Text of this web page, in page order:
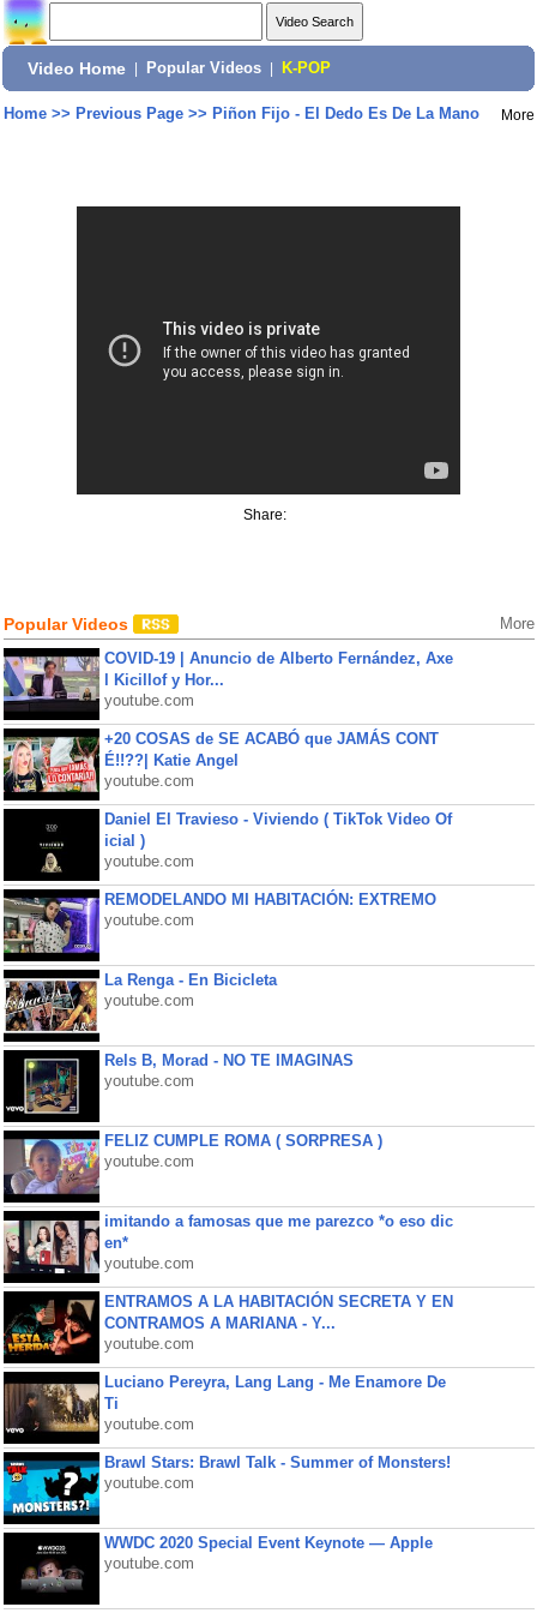
Video Home Popular Videos K-POP
Home>> Previous Page>> Piñon Fijo - El Dedo Es De La Mano More
Share:
Popular Videos More
COVID-19 | Anuncio de Alberto Fernández, Axe
l Kicillof y Hor...
youtube.com
+20 COSAS de SE ACABÓ que JAMÁS CONT
É!!??| Katie Angel
youtube.com
Daniel El Travieso - Viviendo ( TikTok Video Of
icial )
youtube.com
REMODELANDO MI HABITACIÓN: EXTREMO
youtube.com
La Renga - En Bicicleta
youtube.com
Rels B, Morad - NO TE IMAGINAS
youtube.com
FELIZ CUMPLE ROMA ( SORPRESA )
youtube.com
imitando a famosas que me parezco *o eso dic
en*
youtube.com
ENTRAMOS A LA HABITACIÓN SECRETA Y EN
CONTRAMOS A MARIANA - Y...
youtube.com
Luciano Pereyra, Lang Lang - Me Enamore De
Ti
youtube.com
Brawl Stars: Brawl Talk - Summer of Monsters!
youtube.com
WWDC 2020 Special Event Keynote — Apple
youtube.com